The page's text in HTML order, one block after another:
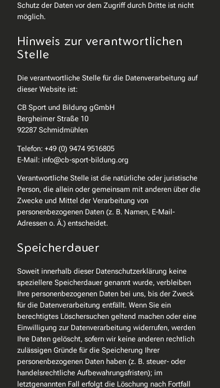
Schutz der Daten vor dem Zugriff durch Dritte ist nicht
möglich.
Hinweis zur verantwortlichen
Stelle
Die verantwortliche Stelle für die Datenverarbeitung auf
dieser Website ist:
CB Sport und Bildung gGmbH
Bergheimer Straße 10
92287 Schmidmühlen
Telefon: +49 (0) 9474 9516805
E-Mail: info@cb-sport-bildung.org
Verantwortliche Stelle ist die natürliche oder juristische
Person, die allein oder gemeinsam mit anderen über die
Zwecke und Mittel der Verarbeitung von
personenbezogenen Daten (z. B. Namen, E-Mail-
Adressen o. Ä.) entscheidet.
Speicherdauer
Soweit innerhalb dieser Datenschutzerklärung keine
speziellere Speicherdauer genannt wurde, verbleiben
Ihre personenbezogenen Daten bei uns, bis der Zweck
für die Datenverarbeitung entfällt. Wenn Sie ein
berechtigtes Löschersuchen geltend machen oder eine
Einwilligung zur Datenverarbeitung widerrufen, werden
Ihre Daten gelöscht, sofern wir keine anderen rechtlich
zulässigen Gründe für die Speicherung Ihrer
personenbezogenen Daten haben (z. B. steuer- oder
handelsrechtliche Aufbewahrungsfristen); im
letztgenannten Fall erfolgt die Löschung nach Fortfall